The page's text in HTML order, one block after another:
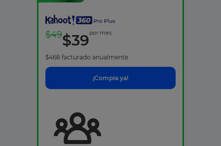
$49$39por mes
$468 facturado anualmente
¡Compra ya!